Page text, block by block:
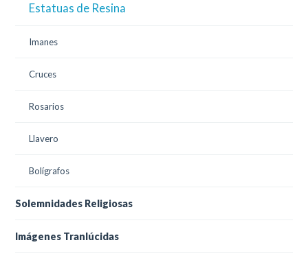
Estatuas de Resina
Imanes
Cruces
Rosarios
Llavero
Bolígrafos
Solemnidades Religiosas
Imágenes Tranlúcidas